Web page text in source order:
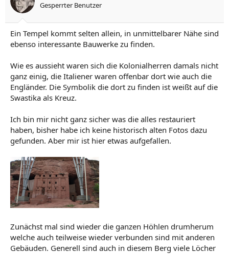
Gesperrter Benutzer
Ein Tempel kommt selten allein, in unmittelbarer Nähe sind
ebenso interessante Bauwerke zu finden.
Wie es aussieht waren sich die Kolonialherren damals nicht
ganz einig, die Italiener waren offenbar dort wie auch die
Engländer. Die Symbolik die dort zu finden ist weißt auf die
Swastika als Kreuz.
Ich bin mir nicht ganz sicher was die alles restauriert
haben, bisher habe ich keine historisch alten Fotos dazu
gefunden. Aber mir ist hier etwas aufgefallen.
Zunächst mal sind wieder die ganzen Höhlen drumherum
welche auch teilweise wieder verbunden sind mit anderen
Gebäuden. Generell sind auch in diesem Berg viele Löcher